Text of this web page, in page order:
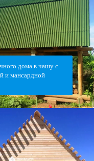
дома в чашу с
и мансардной